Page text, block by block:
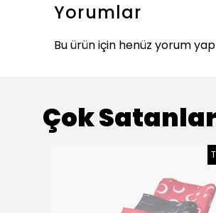
Yorumlar
Bu ürün için henüz yorum
Çok